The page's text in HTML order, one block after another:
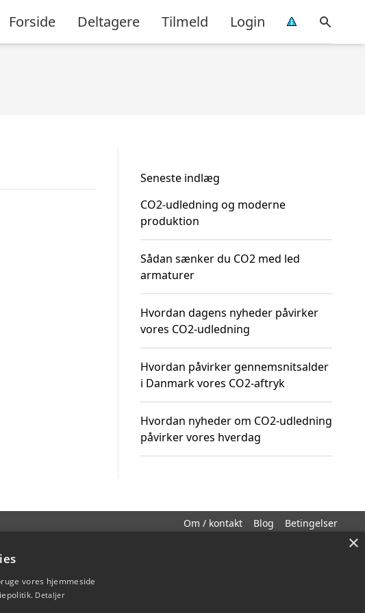
Forside Deltagere Tilmeld Login
Seneste indlæg
CO2-udledning og moderne
produktion
Sådan sænker du CO2 med led
armaturer
Hvordan dagens nyheder påvirker
vores CO2-udledning
Hvordan påvirker gennemsnitsalder
i Danmark vores CO2-aftryk
Hvordan nyheder om CO2-udledning
påvirker vores hverdag
Om / kontakt Blog Betingelser
×
vores hjemmeside
Detaljer